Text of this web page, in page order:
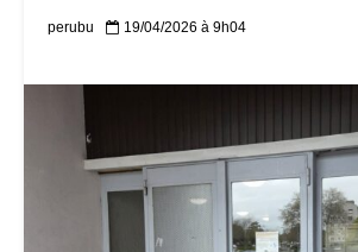
perubu 19/04/2026 à 9h04